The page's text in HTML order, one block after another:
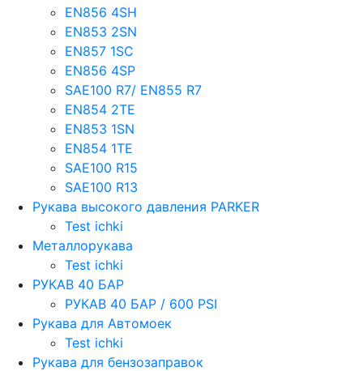
EN856 4SH
EN853 2SN
EN857 1SC
EN856 4SP
SAE100 R7/ EN855 R7
EN854 2TE
EN853 1SN
EN854 1TE
SAE100 R15
SAE100 R13
Рукава высокого давления PARKER
Test ichki
Металлорукава
Test ichki
РУКАВ 40 БАР
РУКАВ 40 БАР / 600 PSI
Рукава для Автомоек
Test ichki
Рукава для бензозаправок